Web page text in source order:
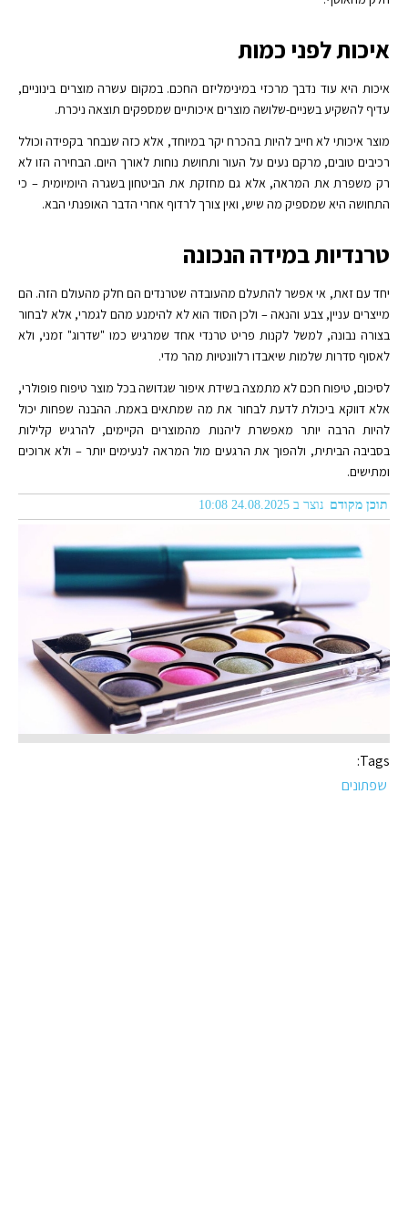
איכות לפני כמות
איכות היא עוד נדבך מרכזי במינימליזם החכם. במקום עשרה מוצרים בינוניים,
עדיף להשקיע בשניים-שלושה מוצרים איכותיים שמספקים תוצאה ניכרת.
מוצר איכותי לא חייב להיות בהכרח יקר במיוחד, אלא כזה שנבחר בקפידה וכולל
רכיבים טובים, מרקם נעים על העור ותחושת נוחות לאורך היום. הבחירה הזו לא
רק משפרת את המראה, אלא גם מחזקת את הביטחון בשגרה היומיומית – כי
התחושה היא שמספיק מה שיש, ואין צורך לרדוף אחרי הדבר האופנתי הבא.
טרנדיות במידה הנכונה
יחד עם זאת, אי אפשר להתעלם מהעובדה שטרנדים הם חלק מהעולם הזה. הם
מייצרים עניין, צבע והנאה – ולכן הסוד הוא לא להימנע מהם לגמרי, אלא לבחור
בצורה נבונה, למשל לקנות פריט טרנדי אחד שמרגיש כמו "שדרוג" זמני, ולא
לאסוף סדרות שלמות שיאבדו רלוונטיות מהר מדי.
לסיכום, טיפוח חכם לא מתמצה בשידת איפור שגדושה בכל מוצר טיפוח פופולרי,
אלא דווקא ביכולת לדעת לבחור את מה שמתאים באמת. ההבנה שפחות יכול
להיות הרבה יותר מאפשרת ליהנות מהמוצרים הקיימים, להרגיש קלילות
בסביבה הביתית, ולהפוך את הרגעים מול המראה לנעימים יותר – ולא ארוכים
ומתישים.
תוכן מקודם נוצר ב 24.08.2025 10:08
Tags:
שפתונים